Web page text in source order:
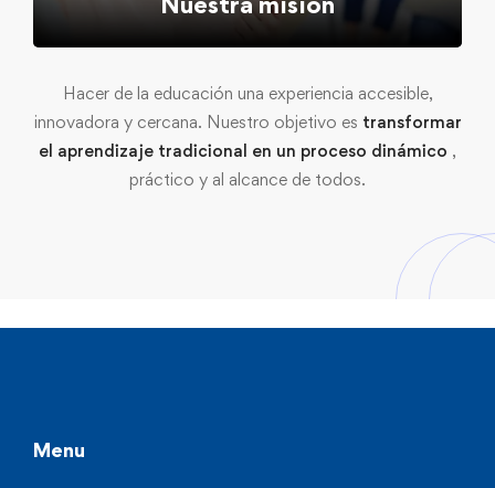
Hacer de la educación una experiencia accesible,
innovadora y cercana. Nuestro objetivo es transformar
el aprendizaje tradicional en un proceso dinámico ,
práctico y al alcance de todos.
Menu